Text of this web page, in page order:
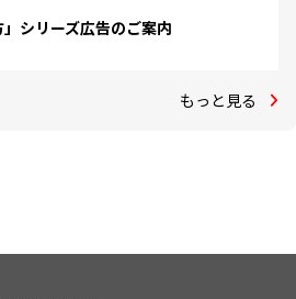
」シリーズ広告のご案内
もっと見る